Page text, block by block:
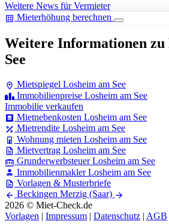
Weitere News für Vermieter
Mieterhöhung berechnen
Weitere Informationen zu
See
Mietspiegel Losheim am See
Immobilienpreise Losheim am See
Immobilie verkaufen
Mietnebenkosten Losheim am See
Mietrendite Losheim am See
Wohnung mieten Losheim am See
Mietvertrag Losheim am See
Grunderwerbsteuer Losheim am See
Immobilienmakler Losheim am See
Vorlagen & Musterbriefe
Beckingen Merzig (Saar)
2026 © Miet-Check.de
Vorlagen | Impressum | Datenschutz | AGB